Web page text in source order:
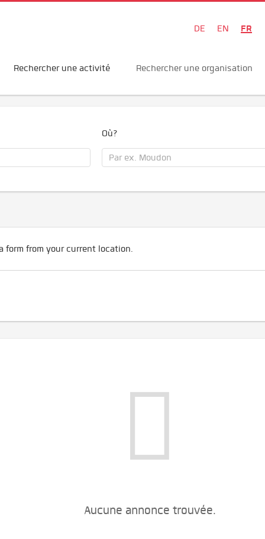
DE EN FR
Rechercher une activité Rechercher une organisation
Où?
form from your current location.
Aucune annonce trouvée.